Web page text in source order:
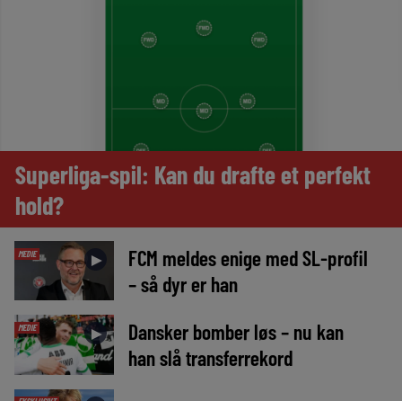
Superliga-spil: Kan du drafte et perfekt
hold?
MEDIE ►
FCM meldes enige med SL-profil
– så dyr er han
MEDIE ►
Dansker bomber løs – nu kan
han slå transferrekord